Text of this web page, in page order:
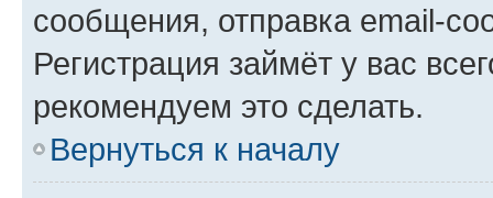
сообщения, отправка email-
Регистрация займёт у вас
рекомендуем это сделать.
Вернуться к началу